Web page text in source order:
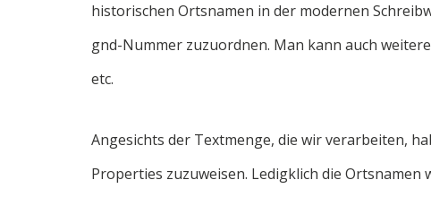
historischen Ortsnamen in der modernen
gnd-Nummer zuzuordnen. Man kann auch
etc.
Angesichts der Textmenge, die wir verarbeiten,
Properties zuzuweisen. Ledigklich die